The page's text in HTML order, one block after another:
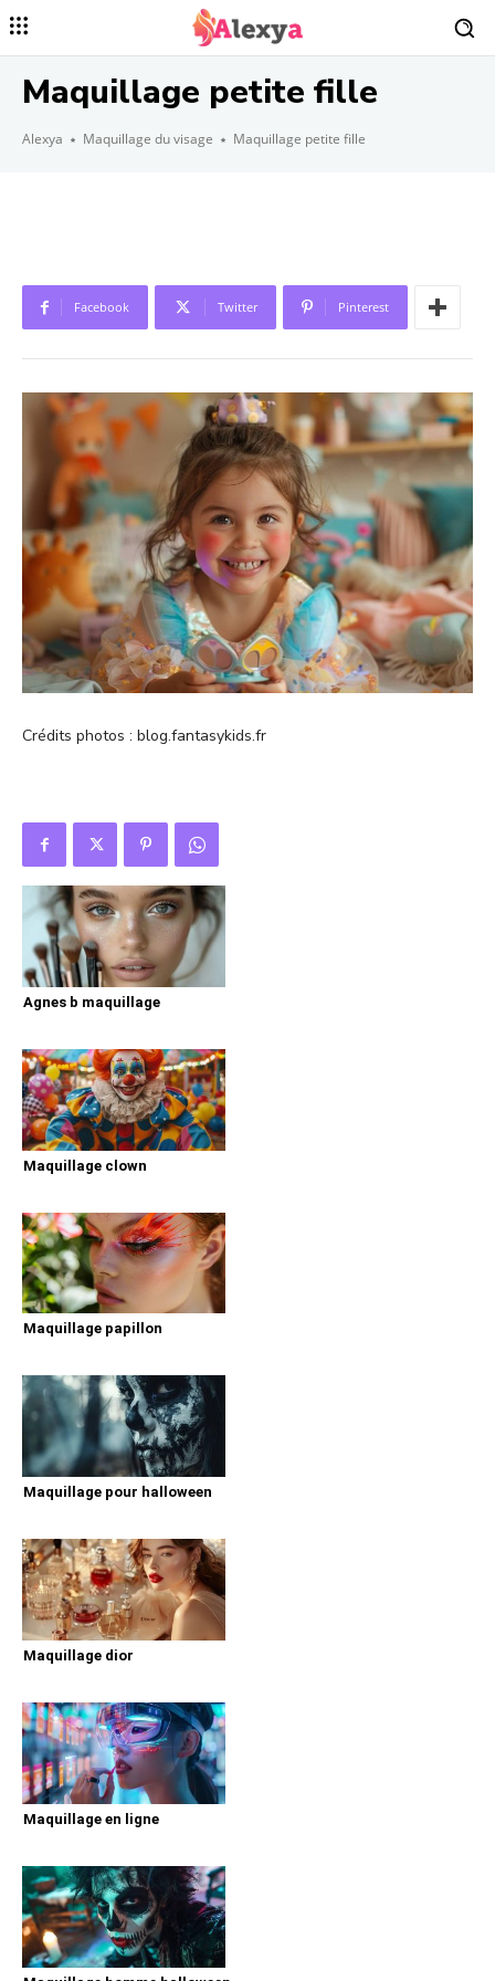
Maquillage petite fille
Alexya Maquillage du visage Maquillage petite fille
Facebook Twitter Pinterest
Crédits photos : blog.fantasykids.fr
Agnes b maquillage
Maquillage clown
Maquillage papillon
Maquillage pour halloween
Maquillage dior
Maquillage en ligne